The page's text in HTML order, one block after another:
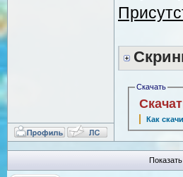
Скачать
Как